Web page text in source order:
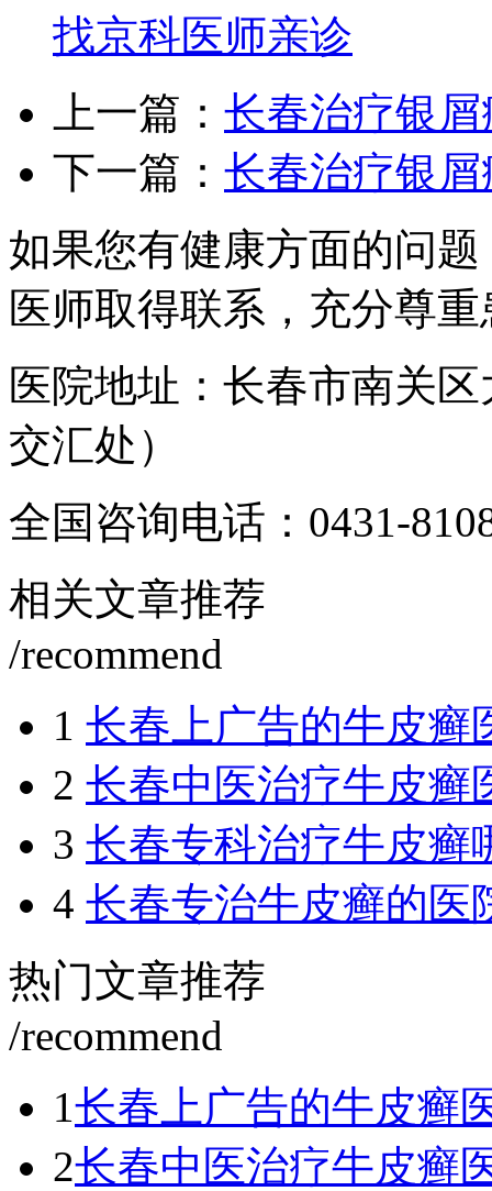
找京科医师亲诊
上一篇： 长春治疗银
下一篇： 长春治疗银
如果您有健康方面的问
医师取得联系，充分尊
医院地址：长春市南关
交汇处）
全国咨询电话： 0431-
相关文章推荐
/recommend
1 长春上广告的牛皮癣
2 长春中医治疗牛皮癣
3 长春专科治疗牛皮癣
4 长春专治牛皮癣的医
热门文章推荐
/recommend
1长春上广告的牛皮癣
2长春中医治疗牛皮癣